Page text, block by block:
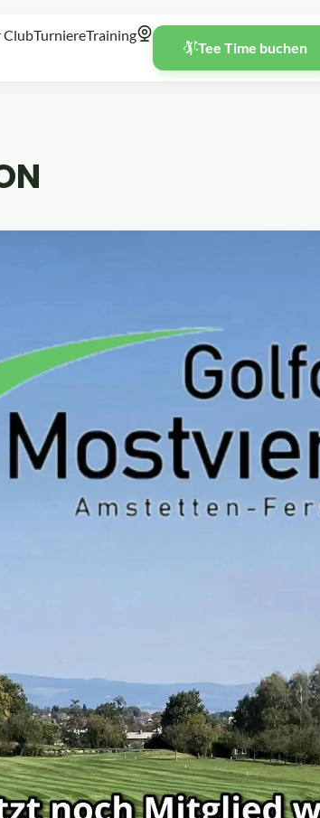
ClubTurniereTraining
Tee Time buchen